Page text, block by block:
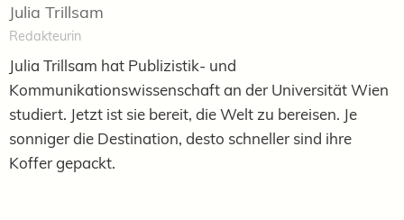
Julia Trillsam
Redakteurin
Julia Trillsam hat Publizistik- und
Kommunikationswissenschaft an der Universität Wien
studiert. Jetzt ist sie bereit, die Welt zu bereisen. Je
sonniger die Destination, desto schneller sind ihre
Koffer gepackt.